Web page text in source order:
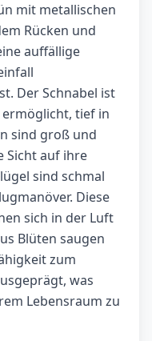
mit metallischen
Rücken und
auffällige
Der Schnabel ist
tief in
sind groß und
Sicht auf ihre
sind schmal
Diese
sich in der Luft
Blüten saugen
zum
was
Lebensraum zu